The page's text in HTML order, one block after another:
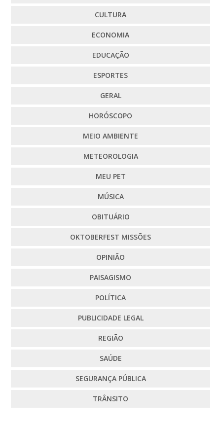
CULTURA
ECONOMIA
EDUCAÇÃO
ESPORTES
GERAL
HORÓSCOPO
MEIO AMBIENTE
METEOROLOGIA
MEU PET
MÚSICA
OBITUÁRIO
OKTOBERFEST MISSÕES
OPINIÃO
PAISAGISMO
POLÍTICA
PUBLICIDADE LEGAL
REGIÃO
SAÚDE
SEGURANÇA PÚBLICA
TRÂNSITO